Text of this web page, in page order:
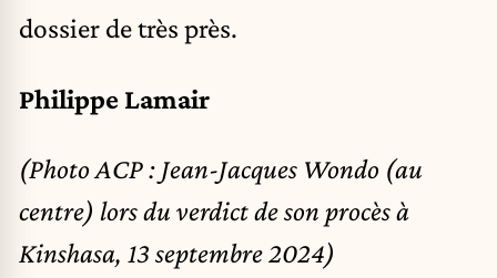
dossier de très près.
Philippe Lamair
(Photo ACP : Jean-Jacques Wondo (au
centre) lors du verdict de son procès à
Kinshasa, 13 septembre 2024)